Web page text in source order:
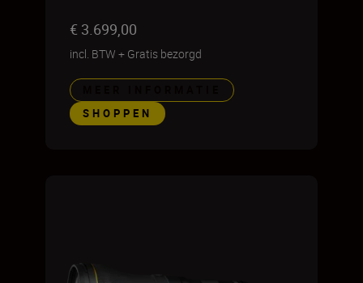
€ 3.699,00
incl. BTW + Gratis bezorgd
SHOPPEN